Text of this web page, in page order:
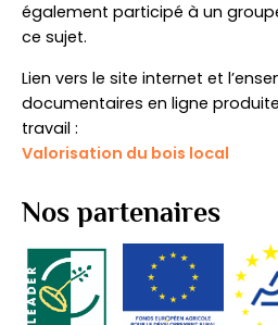
également participé à un
ce sujet.
Lien vers le site internet et
documentaires en ligne
travail :
Valorisation du bois local
Nos partenaires